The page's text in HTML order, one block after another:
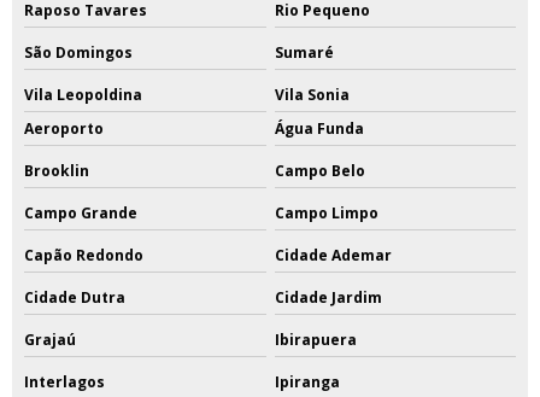
Raposo Tavares Rio Pequeno
São Domingos Sumaré
Vila Leopoldina
Vila Sonia
Aeroporto
Água Funda
Brooklin Campo Belo
Campo Grande Campo Limpo
Capão Redondo Cidade Ademar
Cidade Dutra Cidade Jardim
Grajaú Ibirapuera
Interlagos Ipiranga